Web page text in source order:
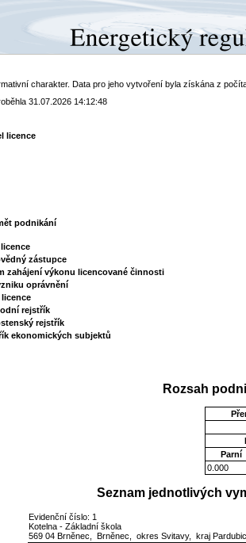
charakter. Data pro jeho vytvoření byla získána z
31.07.2026 14:12:48
licence
podnikání
zástupce
zahájení výkonu licencované činnosti
oprávnění
licence
rejstřík
rejstřík
ekonomických subjektů
Rozsah
Parní
0.000
Seznam jednotlivých
Evidenční číslo: 1
Kotelna - Základní škola
569 04 Brněnec, Brněnec, okres Svitavy, kraj